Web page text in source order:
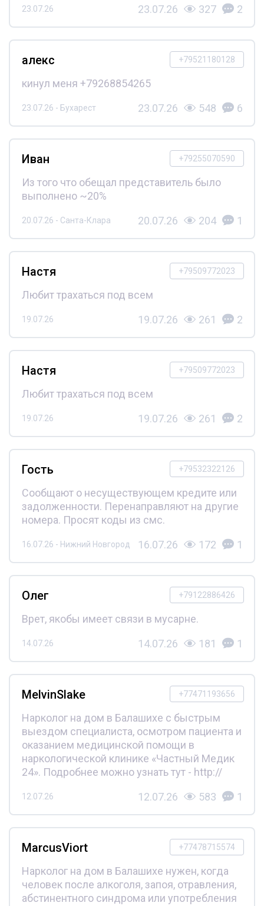
23.07.26 23.07.26 327 2
+79521180128
алекс
кинул меня +79268854265
23.07.26 - Бухарест 23.07.26 548 6
+79255070590
Иван
Из того что обещал представитель было
выполнено ~20%
20.07.26 - Санта-Клара 20.07.26 204 1
+79509772023
Настя
Любит трахаться под всем
19.07.26 19.07.26 261 2
+79509772023
Настя
Любит трахаться под всем
19.07.26 19.07.26 261 2
+79532322126
Гость
Сообщают о несуществующем кредите или
задолженности. Перенаправляют на другие
номера. Просят коды из смс.
16.07.26 - Нижний Новгород 16.07.26 172 1
+79122886426
Олег
Врет, якобы имеет связи в мусарне.
14.07.26 14.07.26 181 1
+77471193656
MelvinSlake
Нарколог на дом в Балашихе с быстрым
выездом специалиста, осмотром пациента и
оказанием медицинской помощи в
наркологической клинике «Частный Медик
24». Подробнее можно узнать тут - http://
12.07.26 12.07.26 583 1
+77478715574
MarcusViort
Нарколог на дом в Балашихе нужен, когда
человек после алкоголя, запоя, отравления,
абстинентного синдрома или употребления